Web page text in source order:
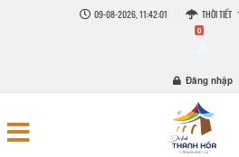
09-08-2026, 11:42:01 THỜI TIẾT
0
Đăng nhập